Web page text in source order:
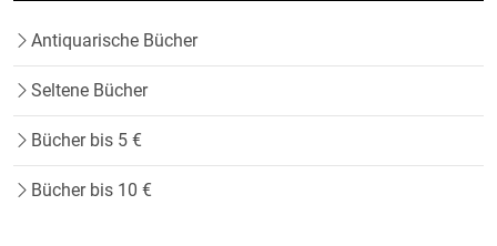
Antiquarische Bücher
Seltene Bücher
Bücher bis 5 €
Bücher bis 10 €